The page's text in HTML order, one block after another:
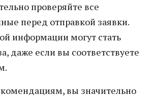
проверяйте все
перед отправкой заявки.
информации могут стать
даже если вы соответствуете
вы значительно